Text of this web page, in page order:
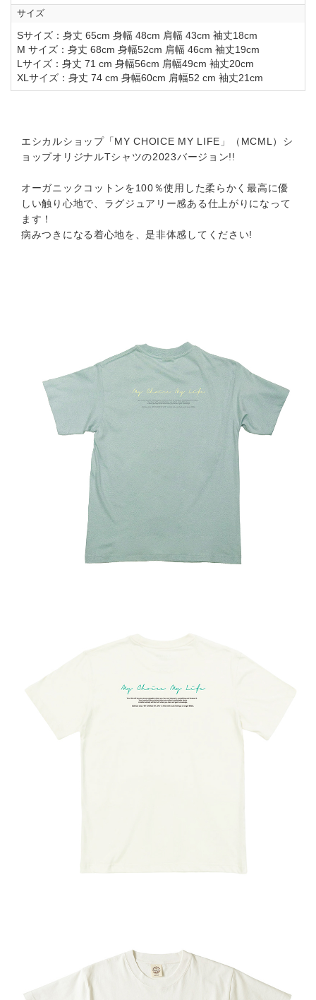
サイズ
Sサイズ：身丈 65cm 身幅 48cm 肩幅 43cm 袖丈18cm
M サイズ：身丈 68cm 身幅52cm 肩幅 46cm 袖丈19cm
Lサイズ：身丈 71 cm 身幅56cm 肩幅49cm 袖丈20cm
XLサイズ：身丈 74 cm 身幅60cm 肩幅52 cm 袖丈21cm
エシカルショップ「MY CHOICE MY LIFE」（MCML）シ
ョップオリジナルTシャツの2023バージョン!!
オーガニックコットンを100％使用した柔らかく最高に優
しい触り心地で、ラグジュアリー感ある仕上がりになって
ます！
病みつきになる着心地を、是非体感してください!